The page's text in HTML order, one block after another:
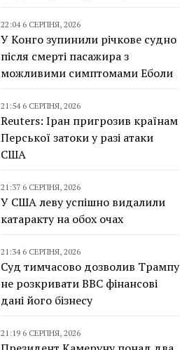
22:04 6 СЕРПНЯ, 2026
У Конго зупинили річкове судно
після смерті пасажира з
можливими симптомами Еболи
21:54 6 СЕРПНЯ, 2026
Reuters: Іран пригрозив країнам
Перської затоки у разі атаки
США
21:37 6 СЕРПНЯ, 2026
У США леву успішно видалили
катаракту на обох очах
21:34 6 СЕРПНЯ, 2026
Суд тимчасово дозволив Трампу
не розкривати BBC фінансові
дані його бізнесу
21:19 6 СЕРПНЯ, 2026